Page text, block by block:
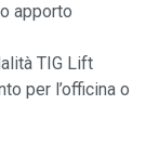
apporto
TIG Lift
per l’officina o